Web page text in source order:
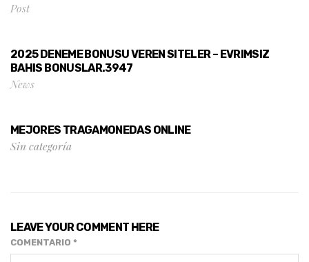
Post
2025 DENEME BONUSU VEREN SITELER – EVRIMSIZ
BAHIS BONUSLAR.3947
News
MEJORES TRAGAMONEDAS ONLINE
Sin categoría
LEAVE YOUR COMMENT HERE
COMENTARIO *